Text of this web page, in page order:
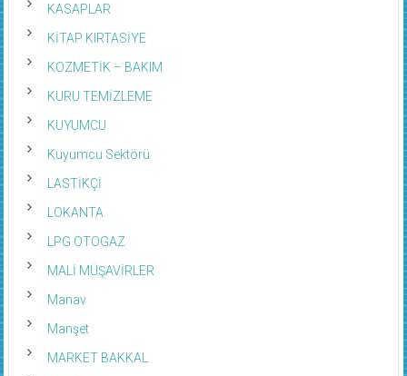
KASAPLAR
KİTAP KIRTASİYE
KOZMETİK – BAKIM
KURU TEMİZLEME
KUYUMCU
Kuyumcu Sektörü
LASTİKÇİ
LOKANTA
LPG OTOGAZ
MALİ MÜŞAVİRLER
Manav
Manşet
MARKET BAKKAL